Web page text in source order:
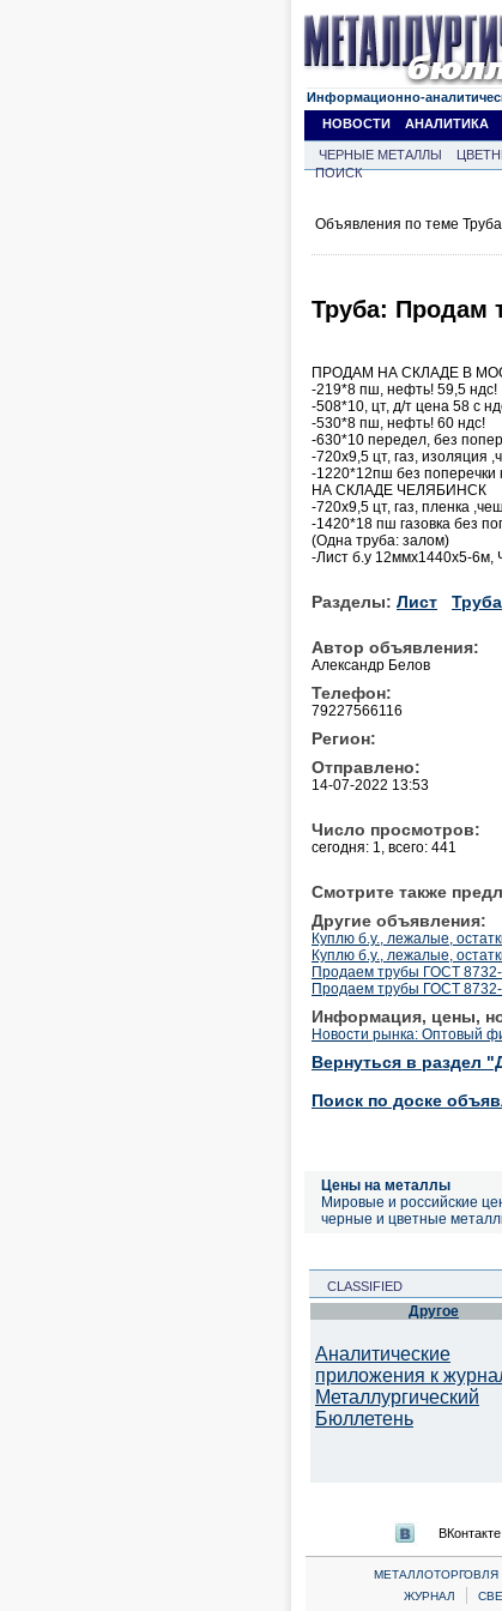
Информационно-
НОВОСТИ
АНАЛИТИКА
ЧЕРНЫЕ МЕТАЛЛЫ
ПОИСК
Объявления по теме
Труба: Продам
ПРОДАМ НА СКЛАДЕ В
-219*8 пш, нефть! 59,5 ндс!
-508*10, цт, д/т цена 58 с
-530*8 пш, нефть! 60 ндс!
-630*10 передел, без
-720х9,5 цт, газ, изоляция
-1220*12пш без
НА СКЛАДЕ ЧЕЛЯБИНСК
-720х9,5 цт, газ, пленка
-1420*18 пш газовка без
(Одна труба: залом)
-Лист б.у 12ммх1440х5-6м,
Разделы: Лист Труба
Автор объявления:
Александр Белов
Телефон:
79227566116
Регион:
Отправлено:
14-07-2022 13:53
Число просмотров:
сегодня: 1, всего: 441
Смотрите также
Другие объявления:
Куплю б.у., лежалые,
Куплю б.у., лежалые,
Продаем трубы ГОСТ
Продаем трубы ГОСТ
Информация, цены,
Новости рынка: Оптовый
Вернуться в раздел
Поиск по доске
Цены на металлы
Мировые и российские
черные и цветные
CLASSIFIED
Другое
Аналитические
приложения к
Металлургический
Бюллетень
ВКонтакте
МЕТАЛЛОТОРГОВЛЯ
ЖУРНАЛ
|